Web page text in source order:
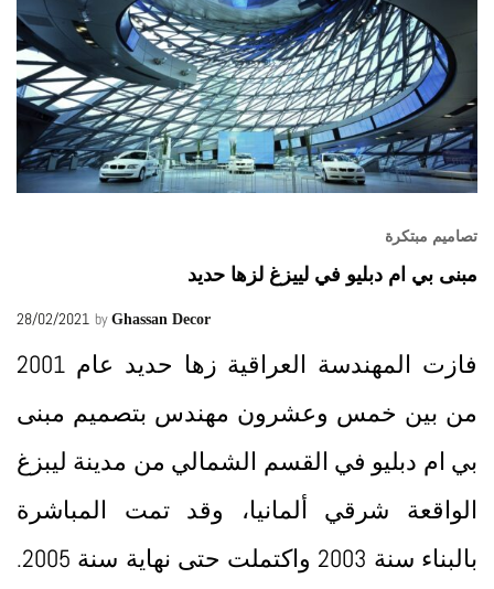
تصاميم مبتكرة
مبنى بي ام دبليو في لييزغ لزها حديد
28/02/2021 by Ghassan Decor
فازت المهندسة العراقية زها حديد عام 2001
من بين خمس وعشرون مهندس بتصميم مبنى
بي ام دبليو في القسم الشمالي من مدينة ليبزغ
الواقعة شرقي ألمانيا، وقد تمت المباشرة
بالبناء سنة 2003 واكتملت حتى نهاية سنة 2005.